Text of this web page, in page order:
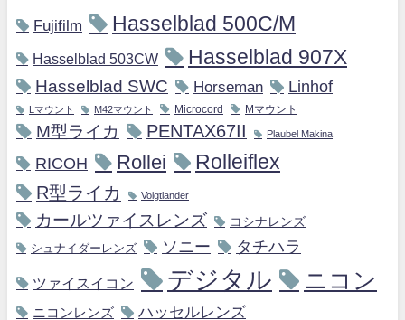
Fujifilm Hasselblad 500C/M
Hasselblad 503CW Hasselblad 907X
Hasselblad SWC Horseman Linhof
Lマウント M42マウント Microcord Mマウント
M型ライカ PENTAX67II Plaubel Makina
RICOH Rollei Rolleiflex
R型ライカ Voigtlander
カールツァイスレンズ コシナレンズ
シュナイダーレンズ ソニー タチハラ
ツァイスイコン デジタル ニコン
ニコンレンズ ハッセルレンズ